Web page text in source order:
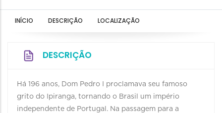
INÍCIO DESCRIÇÃO LOCALIZAÇÃO
DESCRIÇÃO
Há 196 anos, Dom Pedro I proclamava seu famoso
grito do Ipiranga, tornando o Brasil um império
independente de Portugal. Na passagem para a